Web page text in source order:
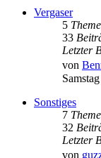
Vergaser
5
33
Letzter
von
Sonstiges
7
32
Letzter
von